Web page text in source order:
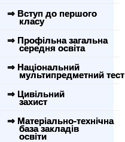
⇒ Вступ до першого
класу
⇒ Профільна загальна
середня освіта
⇒ Національний
мультипредметний тест
⇒ Цивільний
захист
⇒ Матеріально-технічна
база закладів
освіти